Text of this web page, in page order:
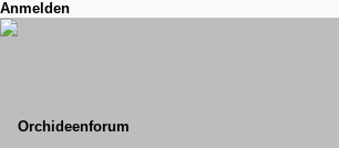
Anmelden